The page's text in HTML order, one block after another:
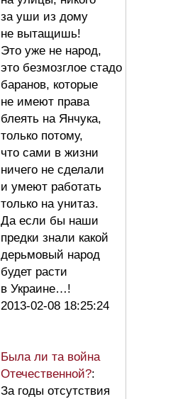
за уши из дому
не вытащишь!
Это уже не народ,
это безмозглое стадо
баранов, которые
не имеют права
блеять на Янчука,
только потому,
что сами в жизни
ничего не сделали
и умеют работать
только на унитаз.
Да если бы наши
предки знали какой
дерьмовый народ
будет расти
в Украине…!
2013-02-08 18:25:24
Была ли та война
Отечественной?:
За годы отсутствия